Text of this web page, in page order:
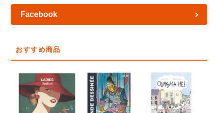
Facebook
おすすめ商品